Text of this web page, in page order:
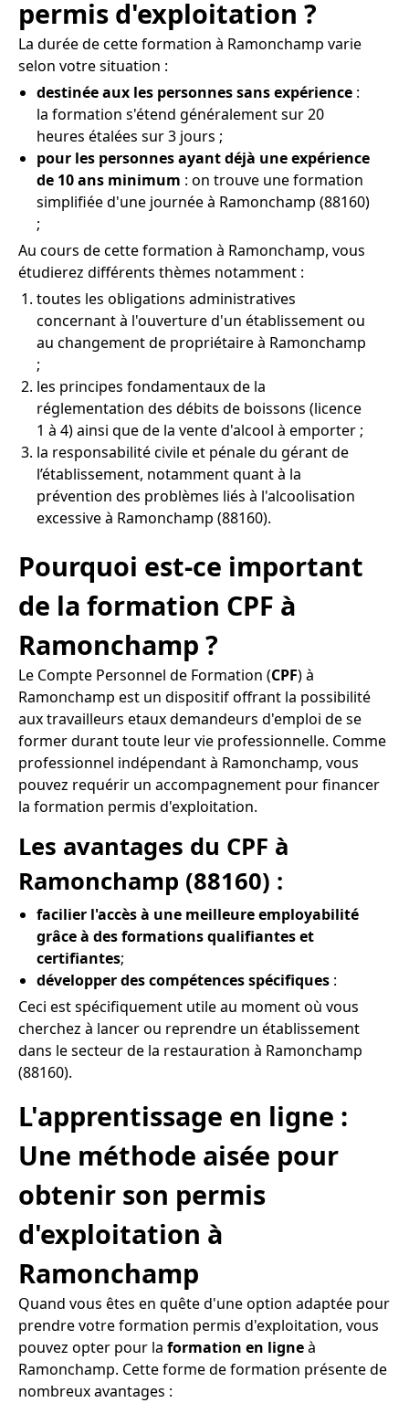
permis d'exploitation ?
La durée de cette formation à Ramonchamp varie
selon votre situation :
destinée aux les personnes sans expérience :
la formation s'étend généralement sur 20
heures étalées sur 3 jours ;
pour les personnes ayant déjà une expérience
de 10 ans minimum : on trouve une formation
simplifiée d'une journée à Ramonchamp (88160)
;
Au cours de cette formation à Ramonchamp, vous
étudierez différents thèmes notamment :
toutes les obligations administratives
concernant à l'ouverture d'un établissement ou
au changement de propriétaire à Ramonchamp
;
les principes fondamentaux de la
réglementation des débits de boissons (licence
1 à 4) ainsi que de la vente d'alcool à emporter ;
la responsabilité civile et pénale du gérant de
l’établissement, notamment quant à la
prévention des problèmes liés à l'alcoolisation
excessive à Ramonchamp (88160).
Pourquoi est-ce important
de la formation CPF à
Ramonchamp ?
Le Compte Personnel de Formation (CPF) à
Ramonchamp est un dispositif offrant la possibilité
aux travailleurs etaux demandeurs d'emploi de se
former durant toute leur vie professionnelle. Comme
professionnel indépendant à Ramonchamp, vous
pouvez requérir un accompagnement pour financer
la formation permis d'exploitation.
Les avantages du CPF à
Ramonchamp (88160) :
facilier l'accès à une meilleure employabilité
grâce à des formations qualifiantes et
certifiantes;
développer des compétences spécifiques :
Ceci est spécifiquement utile au moment où vous
cherchez à lancer ou reprendre un établissement
dans le secteur de la restauration à Ramonchamp
(88160).
L'apprentissage en ligne :
Une méthode aisée pour
obtenir son permis
d'exploitation à
Ramonchamp
Quand vous êtes en quête d'une option adaptée pour
prendre votre formation permis d'exploitation, vous
pouvez opter pour la formation en ligneà
Ramonchamp. Cette forme de formation présente de
nombreux avantages :